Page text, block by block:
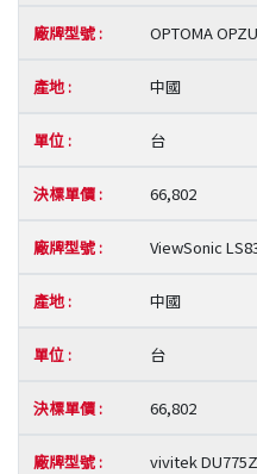
OPTOMA
中國
台
66,802
ViewSonic
中國
台
66,802
vivitek